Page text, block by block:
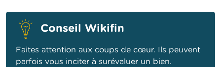
Conseil Wikifin
Faites attention aux coups de cœur. Ils peuvent
parfois vous inciter à surévaluer un bien.